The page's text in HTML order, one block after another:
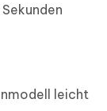
leicht